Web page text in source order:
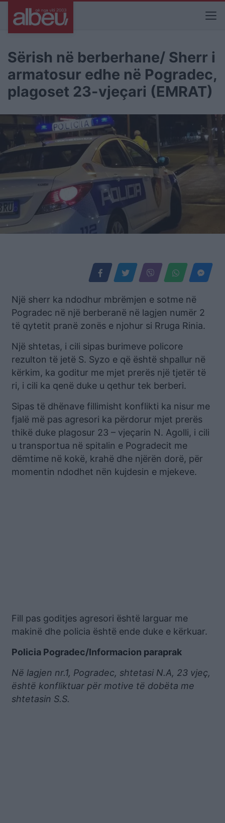
Sërish në berberhane/ Sherr i
armatosur edhe në Pogradec,
plagoset 23-vjeçari (EMRAT)
Një sherr ka ndodhur mbrëmjen e sotme në
Pogradec në një berberanë në lagjen numër 2
të qytetit pranë zonës e njohur si Rruga Rinia.
Një shtetas, i cili sipas burimeve policore
rezulton të jetë S. Syzo e që është shpallur në
kërkim, ka goditur me mjet prerës një tjetër të
ri, i cili ka qenë duke u qethur tek berberi.
Sipas të dhënave fillimisht konflikti ka nisur me
fjalë më pas agresori ka përdorur mjet prerës
thikë duke plagosur 23 – vjeçarin N. Agolli, i cili
u transportua në spitalin e Pogradecit me
dëmtime në kokë, krahë dhe njërën dorë, për
momentin ndodhet nën kujdesin e mjekeve.
Fill pas goditjes agresori është larguar me
makinë dhe policia është ende duke e kërkuar.
Policia Pogradec/Informacion paraprak
Në lagjen nr.1, Pogradec, shtetasi N.A, 23 vjeç,
është konfliktuar për motive të dobëta me
shtetasin S.S.